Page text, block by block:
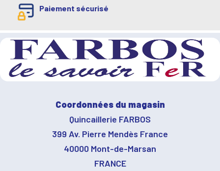
Paiement sécurisé
Coordonnées du magasin
Quincaillerie FARBOS
399 Av. Pierre Mendès France
40000 Mont-de-Marsan
FRANCE